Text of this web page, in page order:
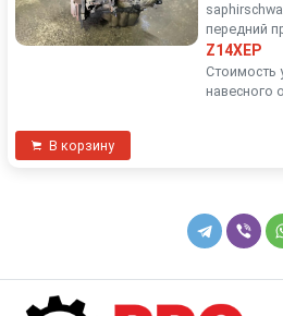
передний
Z14XEP
Стоимость
навесного
В корзину